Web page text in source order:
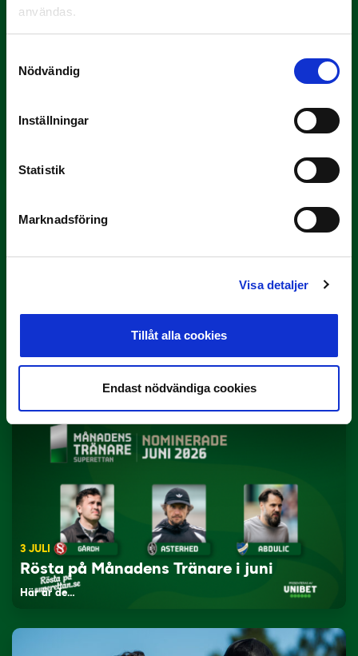
användas.
Nödvändig
Inställningar
Statistik
Marknadsföring
Visa detaljer
Tillåt alla cookies
Endast nödvändiga cookies
projektil”
3 JULI
Rösta på Månadens Tränare i juni
Här är de…